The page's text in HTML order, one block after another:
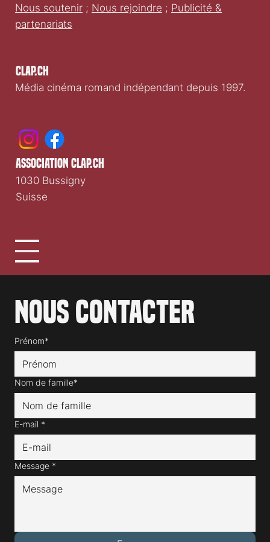
Clap.ch
Média cinéma romand indépendant depuis 1997.
Nous soutenir ; Nous rejoindre ; Publicité &
partenariats
Nous contacter
Prénom*
Nom de famille*
E-mail *
Message *
association clap.ch
1030 Bussigny
Suisse